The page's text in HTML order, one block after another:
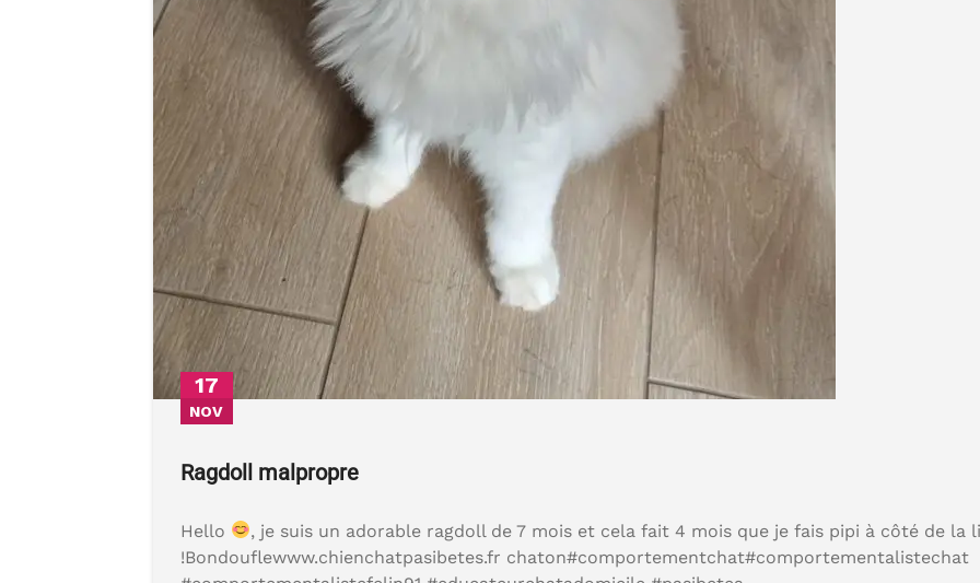
17
NOV
Ragdoll malpropre
Hello
, je suis un adorable ragdoll de 7 mois et cela fait 4 mois que je fais pipi à côté de la
!Bondouflewww.chienchatpasibetes.fr chaton#comportementchat#comportementalistechat